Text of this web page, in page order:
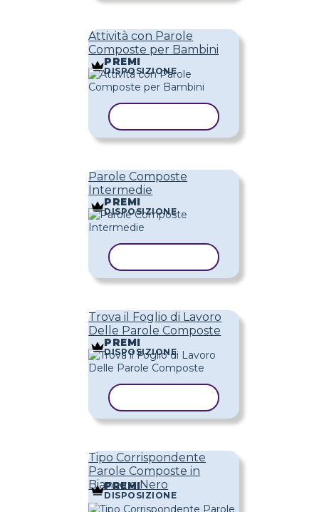
Attività con Parole
Composte per Bambini
PREMI
DISPOSIZIONE
Parole Composte
Intermedie
PREMI
DISPOSIZIONE
Trova il Foglio di Lavoro
Delle Parole Composte
PREMI
DISPOSIZIONE
Tipo Corrispondente
Parole Composte in
Bianco e Nero
PREMI
DISPOSIZIONE